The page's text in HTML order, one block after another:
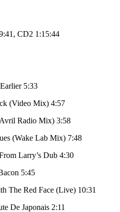
CD2 1:15:44
5:33
(Video Mix) 4:57
Radio Mix) 3:58
(Wake Lab Mix) 7:48
Larry’s Dub 4:30
5:45
The Red Face (Live) 10:31
De Japonais 2:11